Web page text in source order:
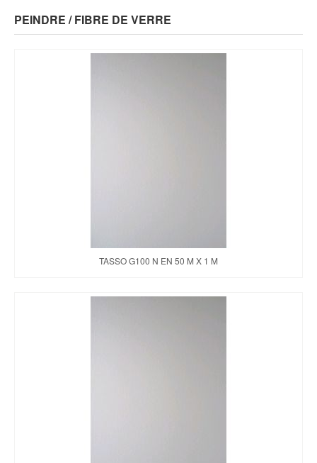
PEINDRE / FIBRE DE VERRE
TASSO G100 N EN 50 M X 1 M